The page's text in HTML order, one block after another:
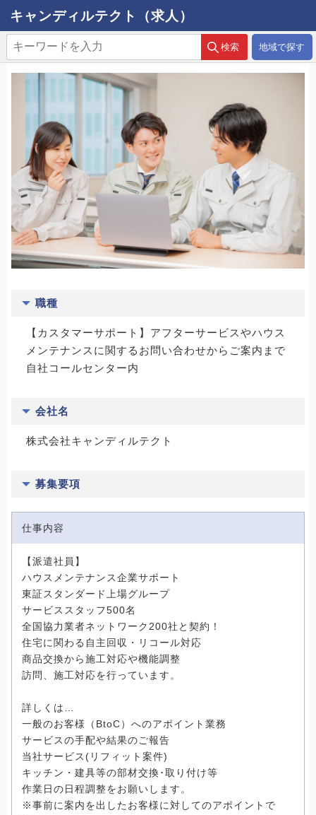
キャンディルテクト（求人）
地域で探す
職種
【カスタマーサポート】アフターサービスやハウス
メンテナンスに関するお問い合わせからご案内まで
自社コールセンター内
会社名
株式会社キャンディルテクト
募集要項
仕事内容
【派遣社員】
ハウスメンテナンス企業サポート
東証スタンダード上場グループ
サービススタッフ500名
全国協力業者ネットワーク200社と契約！
住宅に関わる自主回収・リコール対応
商品交換から施工対応や機能調整
訪問、施工対応を行っています。
詳しくは…
一般のお客様（BtoC）へのアポイント業務
サービスの手配や結果のご報告
当社サービス(リフィット案件)
キッチン・建具等の部材交換･取り付け等
作業日の日程調整をお願いします。
※事前に案内を出したお客様に対してのアポイントで